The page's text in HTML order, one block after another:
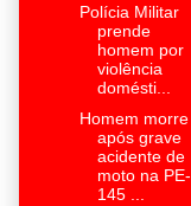
Polícia Militar
prende
homem por
violência
domésti...
Homem morre
após grave
acidente de
moto na PE-
145 ...